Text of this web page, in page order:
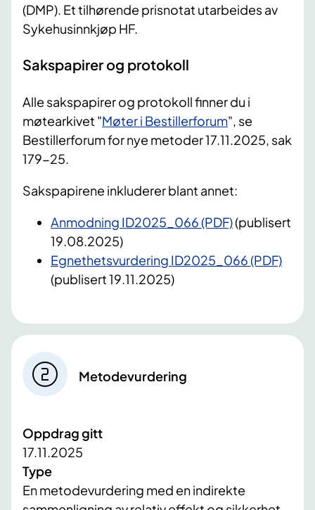
(DMP). Et tilhørende prisnotat utarbeides av
Sykehusinnkjøp HF.
Sakspapirer og protokoll
Alle sakspapirer og protokoll finner du i
møtearkivet "Møter i Bestillerforum", se
Bestillerforum for nye metoder 17.11.2025, sak
179-25.
Sakspapirene inkluderer blant annet:
Anmodning ID2025_066 (PDF)(publisert
19.08.2025)
Egnethetsvurdering ID2025_066 (PDF)
(publisert 19.11.2025)
Metodevurdering
Oppdrag gitt
17.11.2025
Type
En metodevurdering med en indirekte